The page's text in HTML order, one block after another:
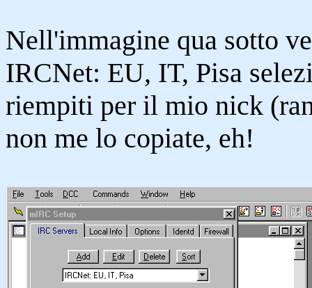
Nell'immagine qua sotto
IRCNet: EU, IT, Pisa
riempiti per il mio nick
non me lo copiate, eh!